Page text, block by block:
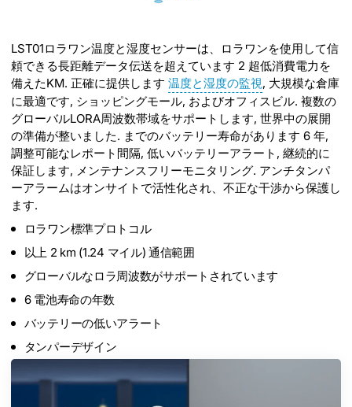
LST01ロラワン温度と湿度センサーは、ロラワンを使用して信
頼できる長距離データ伝送を超えています 2 超低消費電力を
備えたKM. 正確に提供します 温度と湿度の監視, 大規模な倉庫
に最適です, ショッピングモール, およびオフィスビル. 複数の
グローバルLORA周波数帯域をサポートします, 世界中の展開
の準備が整いました. までのバッテリー寿命があります 6 年,
調整可能なレポート間隔, 低いバッテリーアラート, 継続的に
保証します, メンテナンスフリーモニタリング. アンチタンパ
ーアラームはオンサイトで活性化され、不正な干渉から保護し
ます.
ロラワン標準プロトコル
以上 2 km (1.24 マイル) 通信範囲
グローバルなロラ周波数がサポートされています
6 電池寿命の年数
バッテリーの低いアラート
タンパーデザイン